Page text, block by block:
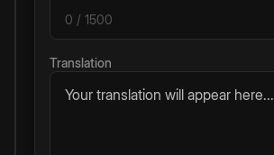
0 / 1500
Translation
Your translation will appear here...